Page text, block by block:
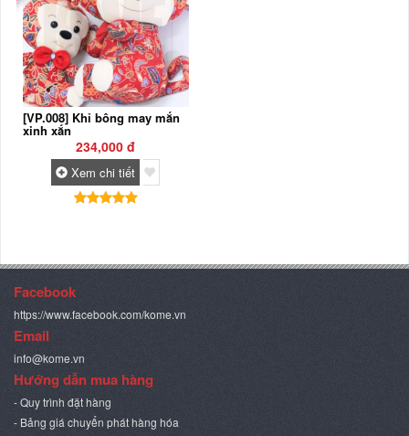
[VP.008] Khỉ bông may mắn
xinh xắn
234,000 đ
Xem chi tiết
Facebook
https://www.facebook.com/kome.vn
Email
info@kome.vn
Hướng dẫn mua hàng
- Quy trình đặt hàng
- Bảng giá chuyển phát hàng hóa